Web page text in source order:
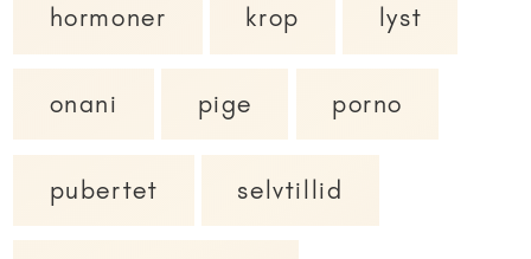
hormoner krop lyst
onani pige porno
pubertet selvtillid